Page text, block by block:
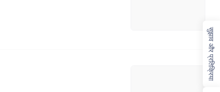
सुझाव और प्रतिक्रिया